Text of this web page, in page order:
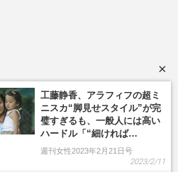
子さまとの違い"
×
工藤静香、アラフィフの超ミ
ニスカ“脚見せスタイル”が完
璧すぎるも、一般人には高い
ハードル「“細ければ…
週刊女性2023年2月21日号
2023/2/11